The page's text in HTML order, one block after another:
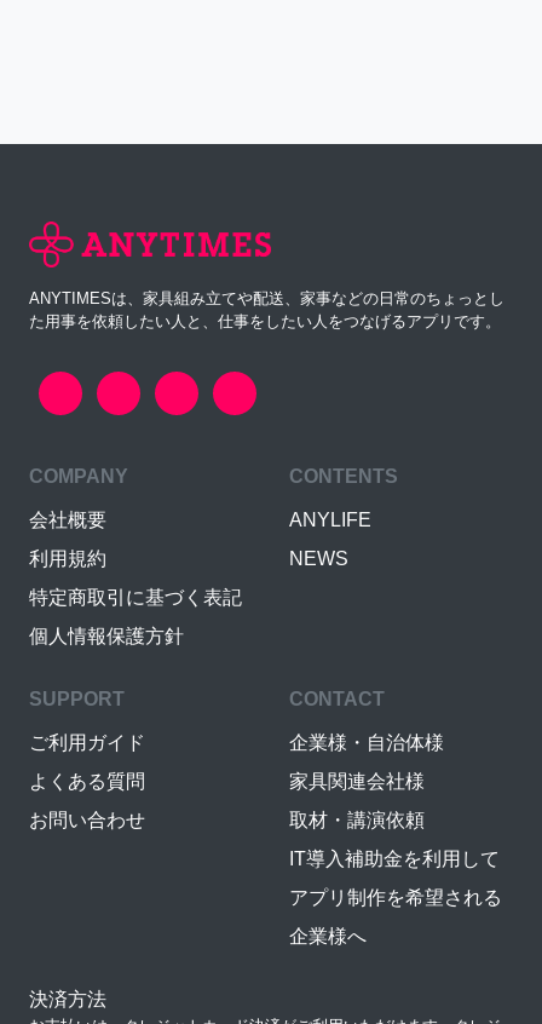
ANYTIMESは、家具組み立てや配送、家事などの日常のちょっとし
た用事を依頼したい人と、仕事をしたい人をつなげるアプリです。
COMPANY
会社概要
利用規約
特定商取引に基づく表記
個人情報保護方針
CONTENTS
ANYLIFE
NEWS
SUPPORT
ご利用ガイド
よくある質問
お問い合わせ
CONTACT
企業様・自治体様
家具関連会社様
取材・講演依頼
IT導入補助金を利用して
アプリ制作を希望される
企業様へ
決済方法